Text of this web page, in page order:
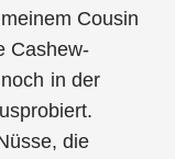
Cousin
Cashew-
in der
die